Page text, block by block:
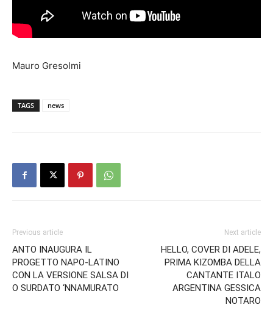
Mauro Gresolmi
TAGS news
Previous article
ANTO INAUGURA IL
PROGETTO NAPO-LATINO
CON LA VERSIONE SALSA DI
O SURDATO ‘NNAMURATO
Next article
HELLO, COVER DI ADELE,
PRIMA KIZOMBA DELLA
CANTANTE ITALO
ARGENTINA GESSICA
NOTARO